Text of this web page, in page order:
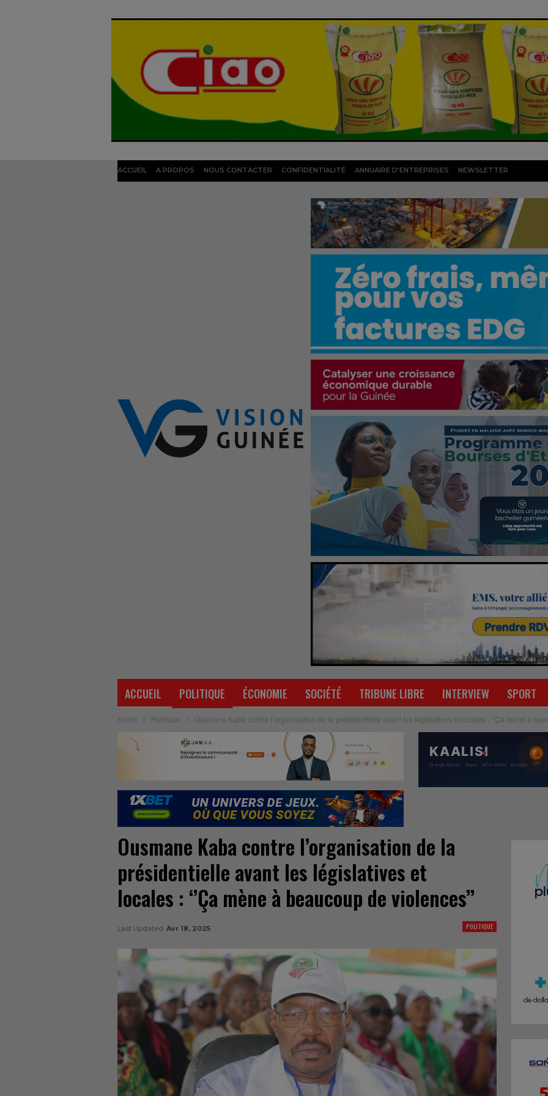
ACCUEIL A PROPOS NOUS CONTACTER CONFIDENTIALITÉ ANNUAIRE D’ENTREPRISES NEWSLETTER
ACCUEIL POLITIQUE ÉCONOMIE SOCIÉTÉ TRIBUNE LIBRE INTERVIEW SPORT
Home Politique Ousmane Kaba contre l’organisation de la présidentielle avant les législatives et locales : ‘’Ça mène à
Ousmane Kaba contre l’organisation de la
présidentielle avant les législatives et
locales : ‘’Ça mène à beaucoup de violences’’
POLITIQUE
Last Updated Avr 18, 2025